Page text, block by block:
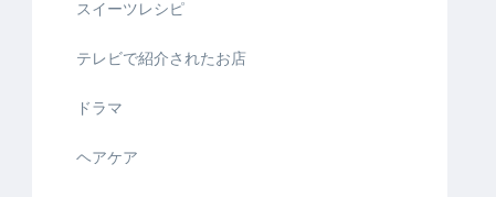
スイーツレシピ
テレビで紹介されたお店
ドラマ
ヘアケア